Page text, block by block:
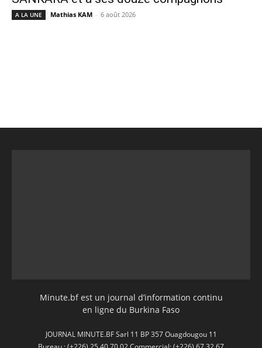
A LA UNE Mathias KAM - 6 août 2026
Minute.bf est un journal d’information continu
en ligne du Burkina Faso
JOURNAL MINUTE.BF Sarl 11 BP 357 Ouagdougou 11